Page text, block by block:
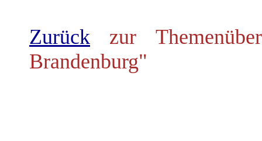
Zurück zur
Brandenburg"